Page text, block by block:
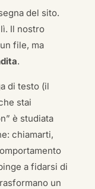
del sito.
Il nostro
file, ma
.
di testo (il
stai
è studiata
chiamarti,
a fidarsi di
un